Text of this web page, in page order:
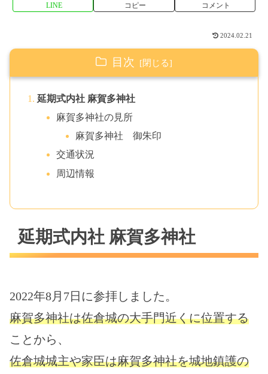
LINE コピー コメント
2024.02.21
目次
延期式内社 麻賀多神社
麻賀多神社の見所
麻賀多神社 御朱印
交通状況
周辺情報
延期式内社 麻賀多神社
2022年8月7日に参拝しました。
麻賀多神社は佐倉城の大手門近くに位置する
ことから、
佐倉城城主や家臣は麻賀多神社を城地鎮護の